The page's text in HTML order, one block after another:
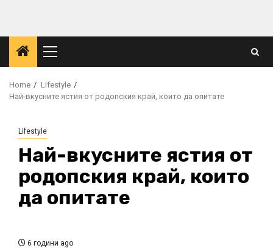
content
Primary
Menu
Home
Lifestyle
Най-вкусните ястия от родопския край, които да опитате
Lifestyle
Най-вкусните ястия от
родопския край, които
да опитате
6 години ago